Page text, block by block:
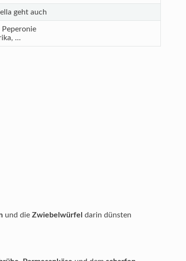
geht auch
…
und die Zwiebelwürfel darin dünsten